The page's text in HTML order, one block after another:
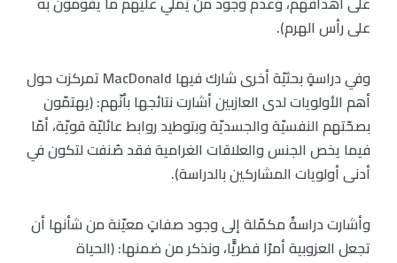
على رأس الهرم).
وفي دراسةٍ بحثيّة أخرى شارك فيها MacDonald تمركزت حول
أهم الأولويات لدى العازبين أشارت نتائجها بأنّهم: (يهتمّون
بصحّتهم النفسيّة والجسديّة وبتوطيد روابط عائليّة قويّة، أمّا
فيما يخص الجنس والعلاقات الغرامية فقد صُنفت لتكون في
أدنى أولويات المشاركين بالدراسة).
وأشارت دراسةٌ مكمّلة إلى وجود صفاتٍ معيّنة من شأنها أن
تجعل العزوبية أمرًا فطريًّا، ونذكر من ضمنها: (الحياة